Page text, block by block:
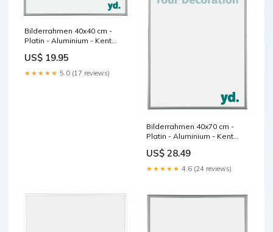
Bilderrahmen 40x40 cm -
Platin - Aluminium - Kent
US$ 19.95
★★★★★ 5.0 (17 reviews)
Bilderrahmen 40x70 cm -
Platin - Aluminium - Kent
US$ 28.49
★★★★★ 4.6 (24 reviews)